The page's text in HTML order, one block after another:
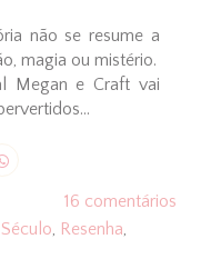
não se resume a
magia ou mistério.
Megan e Craft vai
16 comentários
, Resenha,